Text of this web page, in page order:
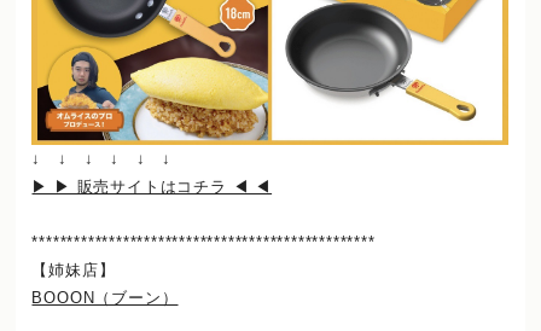
↓ ↓ ↓ ↓ ↓ ↓
▶ ▶ 販売サイトはコチラ ◀ ◀
*************************************************
【姉妹店】
BOOON（ブーン）